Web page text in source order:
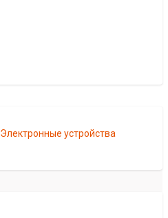
Электронные устройства